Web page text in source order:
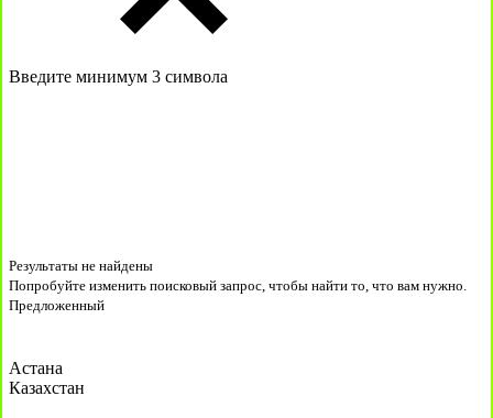
Введите минимум 3 символа
Результаты не найдены
Попробуйте изменить поисковый запрос, чтобы найти то, что вам нужно.
Предложенный
Астана
Казахстан